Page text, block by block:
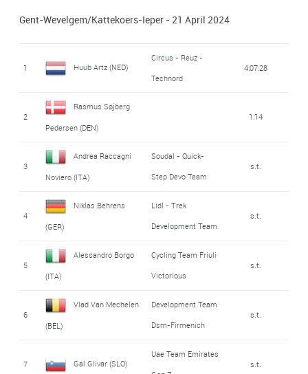
Gent-Wevelgem/Kattekoers-Ieper - 21 April 2024
1 Huub Artz (NED)
Circus - Reuz -
Technord
4:07:28
2
Rasmus Søjberg
Pedersen (DEN)
1:14
3
Andrea Raccagni
Noviero (ITA)
Soudal - Quick-
Step Devo Team
s.t.
4
Niklas Behrens
(GER)
Lidl - Trek
Development Team
s.t.
5
Alessandro Borgo
(ITA)
Cycling Team Friuli
Victorious
s.t.
6
Vlad Van Mechelen
(BEL)
Development Team
Dsm-Firmenich
s.t.
7 Gal Glivar (SLO)
Uae Team Emirates
s.t.